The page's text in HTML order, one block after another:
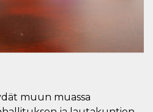
muun muassa